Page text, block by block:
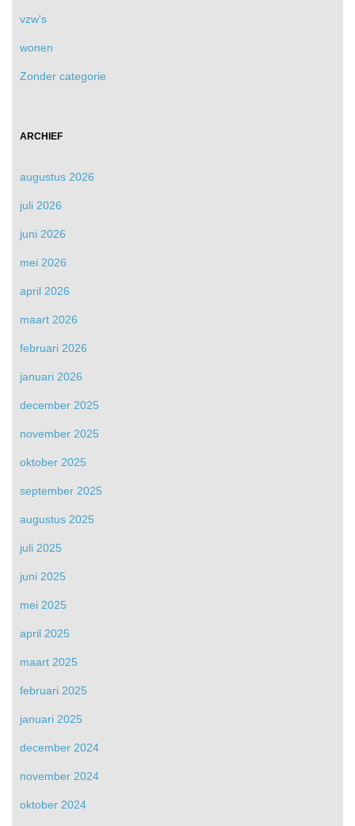
vzw's
wonen
Zonder categorie
ARCHIEF
augustus 2026
juli 2026
juni 2026
mei 2026
april 2026
maart 2026
februari 2026
januari 2026
december 2025
november 2025
oktober 2025
september 2025
augustus 2025
juli 2025
juni 2025
mei 2025
april 2025
maart 2025
februari 2025
januari 2025
december 2024
november 2024
oktober 2024